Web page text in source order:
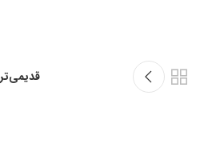
قدیمی‌تر